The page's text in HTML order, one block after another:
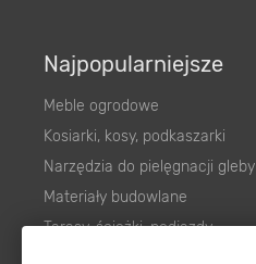
Najpopularniejsze
Meble ogrodowe
Kosiarki, kosy, podkaszarki
Narzędzia do pielęgnacji gleby
Materiały budowlane
Tarasy, ścieżki, podjazdy